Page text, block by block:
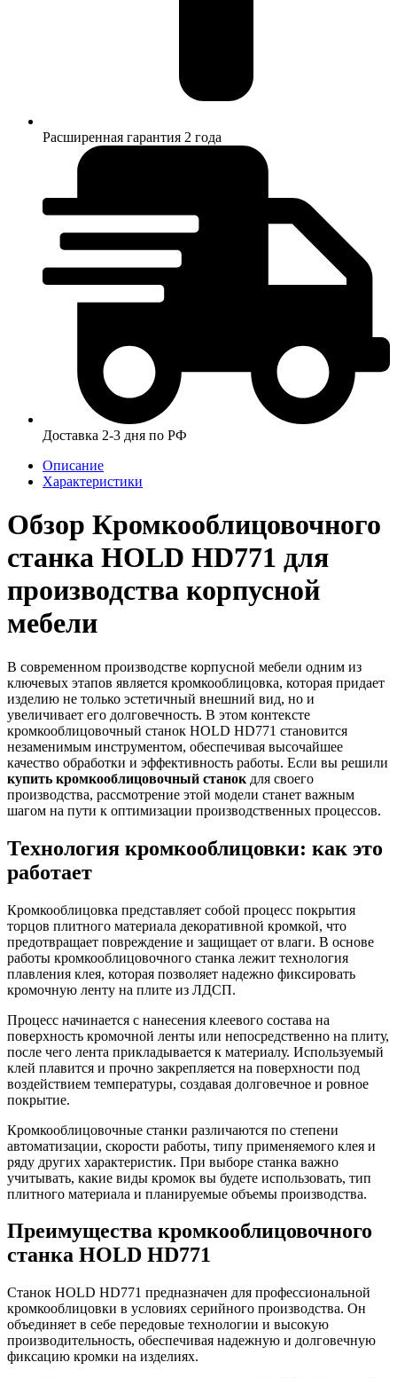
Расширенная гарантия 2 года
Доставка 2-3 дня по РФ
Описание
Характеристики
Обзор Кромкооблицовочного
станка HOLD HD771 для
производства корпусной
мебели
В современном производстве корпусной мебели одним из
ключевых этапов является кромкооблицовка, которая придает
изделию не только эстетичный внешний вид, но и
увеличивает его долговечность. В этом контексте
кромкооблицовочный станок HOLD HD771 становится
незаменимым инструментом, обеспечивая высочайшее
качество обработки и эффективность работы. Если вы решили
купить кромкооблицовочный станок для своего
производства, рассмотрение этой модели станет важным
шагом на пути к оптимизации производственных процессов.
Технология кромкооблицовки: как это
работает
Кромкооблицовка представляет собой процесс покрытия
торцов плитного материала декоративной кромкой, что
предотвращает повреждение и защищает от влаги. В основе
работы кромкооблицовочного станка лежит технология
плавления клея, которая позволяет надежно фиксировать
кромочную ленту на плите из ЛДСП.
Процесс начинается с нанесения клеевого состава на
поверхность кромочной ленты или непосредственно на плиту,
после чего лента прикладывается к материалу. Используемый
клей плавится и прочно закрепляется на поверхности под
воздействием температуры, создавая долговечное и ровное
покрытие.
Кромкооблицовочные станки различаются по степени
автоматизации, скорости работы, типу применяемого клея и
ряду других характеристик. При выборе станка важно
учитывать, какие виды кромок вы будете использовать, тип
плитного материала и планируемые объемы производства.
Преимущества кромкооблицовочного
станка HOLD HD771
Станок HOLD HD771 предназначен для профессиональной
кромкооблицовки в условиях серийного производства. Он
объединяет в себе передовые технологии и высокую
производительность, обеспечивая надежную и долговечную
фиксацию кромки на изделиях.